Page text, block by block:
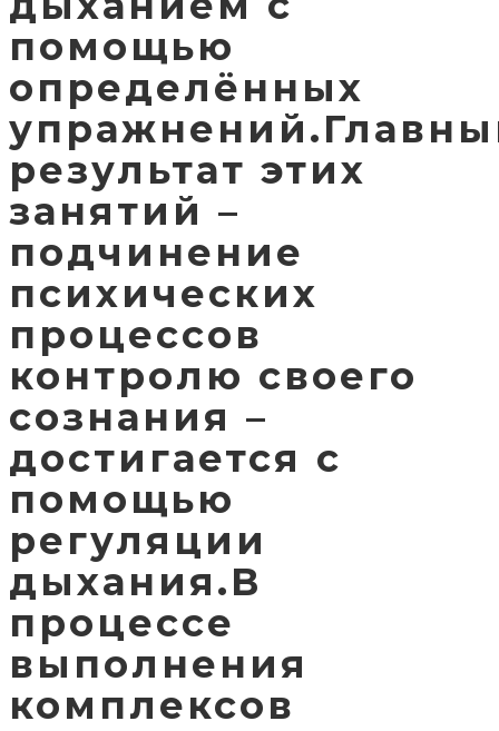
помощью
определённых
результат этих
занятий –
подчинение
психических
процессов
контролю своего
сознания –
достигается с
помощью
регуляции
дыхания.В
процессе
выполнения
комплексов